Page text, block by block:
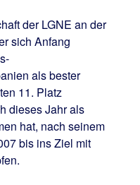
der LGNE an der
sich Anfang
als bester
11. Platz
dieses Jahr als
hat, nach seinem
bis ins Ziel mit